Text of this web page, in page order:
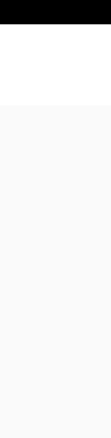
to